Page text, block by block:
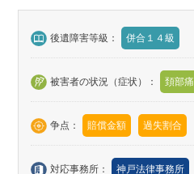
後遺障害等級： 併合１４級
被害者の状況（症状）： 頚部痛
争点： 賠償金額 過失割合
対応事務所： 神戸法律事務所